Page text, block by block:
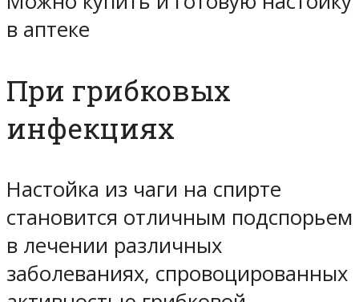
в аптеке
При грибковых
инфекциях
Настойка из чаги на спирте
становится отличным подспорьем
в лечении различных
заболеваниях, спровоцированных